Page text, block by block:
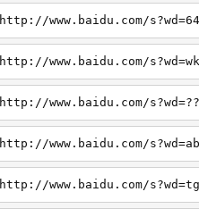
http://www.baidu.com/s?wd=64
http://www.baidu.com/s?wd=wk
http://www.baidu.com/s?wd=??
http://www.baidu.com/s?wd=ab
http://www.baidu.com/s?wd=tg